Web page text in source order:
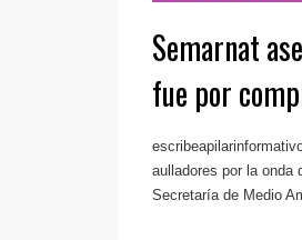
Semarnat
fue por
aulladores por la onda
Secretaría de Medio